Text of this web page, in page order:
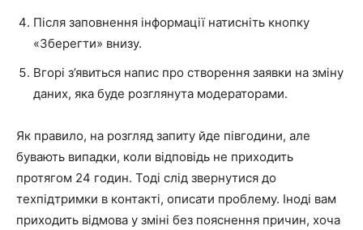
Після заповнення інформації натисніть кнопку
«Зберегти» внизу.
Вгорі з’явиться напис про створення заявки на зміну
даних, яка буде розглянута модераторами.
Як правило, на розгляд запиту йде півгодини, але
бувають випадки, коли відповідь не приходить
протягом 24 годин. Тоді слід звернутися до
техпідтримки в контакті, описати проблему. Іноді вам
приходить відмова у зміні без пояснення причин, хоча